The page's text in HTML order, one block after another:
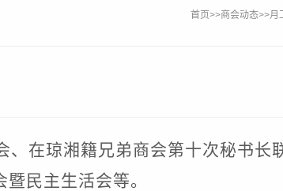
首页>>商会动态>>月
、在琼湘籍兄弟商会第十次秘书长
民主生活会等。